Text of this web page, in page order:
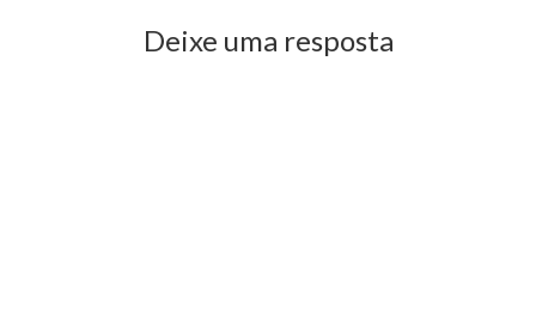
Deixe uma resposta